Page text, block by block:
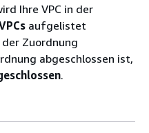
Ihre VPC in der
aufgelistet
der Zuordnung
abgeschlossen ist,
.